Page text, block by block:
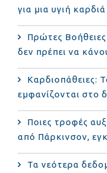
για μια υγιή καρδιά
Πρώτες Βοήθειες
δεν πρέπει να
Καρδιοπάθειες:
εμφανίζονται στο
Ποιες τροφές
από Πάρκινσον,
Τα νεότερα